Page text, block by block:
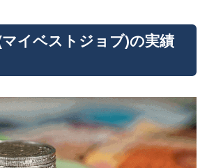
イベストジョブ)の実績